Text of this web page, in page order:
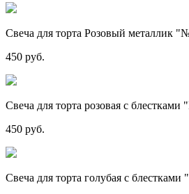
Свеча для торта Розовый металлик
450 руб.
Свеча для торта розовая с
450 руб.
Свеча для торта голубая с